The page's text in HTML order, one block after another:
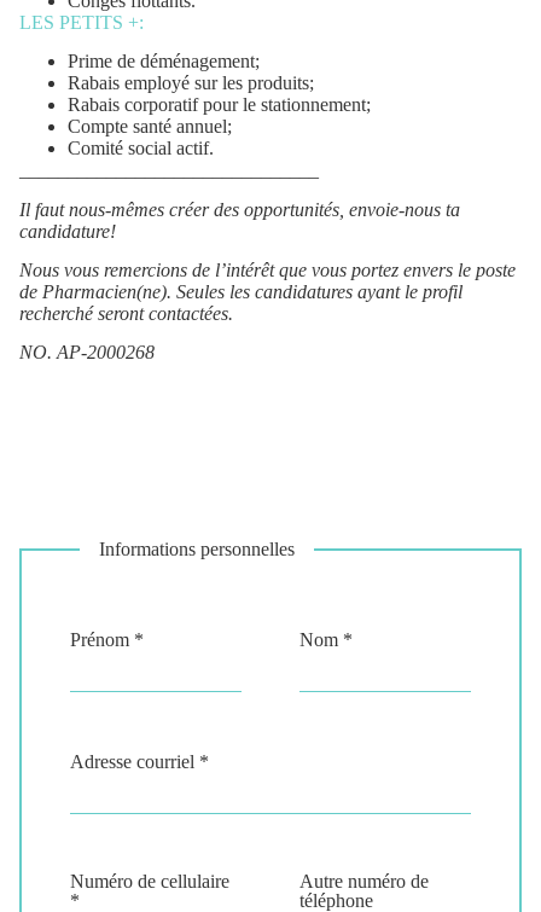
LES PETITS +:
Prime de déménagement;
Rabais employé sur les produits;
Rabais corporatif pour le stationnement;
Compte santé annuel;
Comité social actif.
Il faut nous-mêmes créer des opportunités, envoie-nous ta
candidature!
Nous vous remercions de l’intérêt que vous portez envers le poste
de Pharmacien(ne). Seules les candidatures ayant le profil
recherché seront contactées.
NO. AP-2000268
Informations personnelles
Prénom * Nom *
Adresse courriel *
Numéro de cellulaire
*
Autre numéro de
téléphone